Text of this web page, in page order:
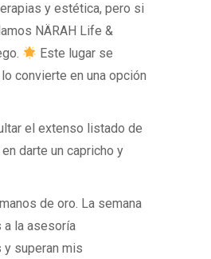
y estética, pero si
NÄRAH Life &
Este lugar se
convierte en una opción
el extenso listado de
darte un capricho y
de oro. La semana
a la asesoría
superan mis